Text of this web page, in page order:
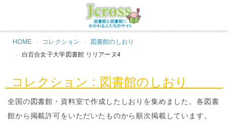
HOME コレクション
図書館のしおり
白百合女子大学図書館 リリアーヌ4
コレクション : 図書館のしおり
全国の図書館・資料室で作成したしおりを集めました。各図書
館から掲載許可をいただいたものから順次掲載しています。